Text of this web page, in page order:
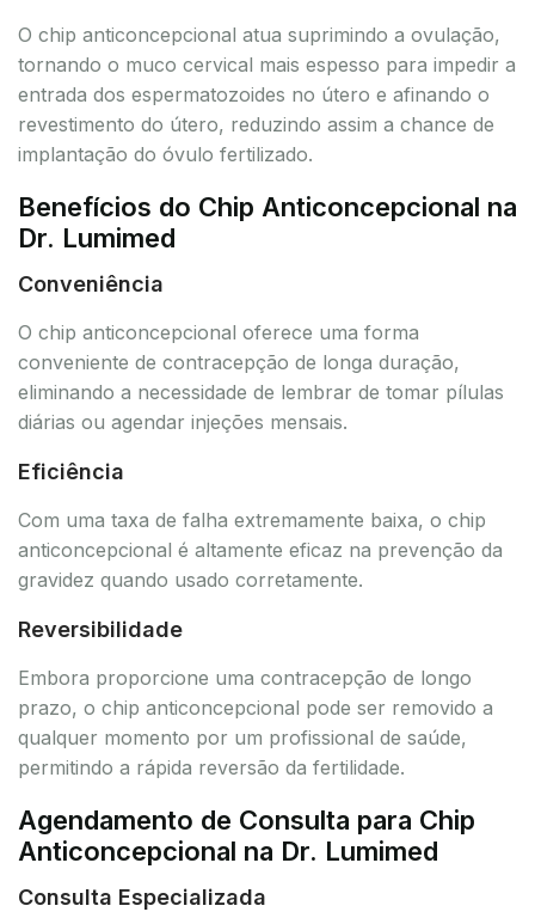
O chip anticoncepcional atua suprimindo a ovulação,
tornando o muco cervical mais espesso para impedir a
entrada dos espermatozoides no útero e afinando o
revestimento do útero, reduzindo assim a chance de
implantação do óvulo fertilizado.
Benefícios do Chip Anticoncepcional na
Dr. Lumimed
Conveniência
O chip anticoncepcional oferece uma forma
conveniente de contracepção de longa duração,
eliminando a necessidade de lembrar de tomar pílulas
diárias ou agendar injeções mensais.
Eficiência
Com uma taxa de falha extremamente baixa, o chip
anticoncepcional é altamente eficaz na prevenção da
gravidez quando usado corretamente.
Reversibilidade
Embora proporcione uma contracepção de longo
prazo, o chip anticoncepcional pode ser removido a
qualquer momento por um profissional de saúde,
permitindo a rápida reversão da fertilidade.
Agendamento de Consulta para Chip
Anticoncepcional na Dr. Lumimed
Consulta Especializada